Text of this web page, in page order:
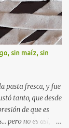
sin maíz, sin
pasta fresca, y fue
tanto, que desde
de que es
pero no es así,